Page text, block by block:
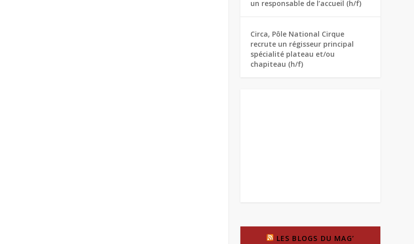
un responsable de l’accueil (h/f)
Circa, Pôle National Cirque
recrute un régisseur principal
spécialité plateau et/ou
chapiteau (h/f)
LES BLOGS DU MAG’